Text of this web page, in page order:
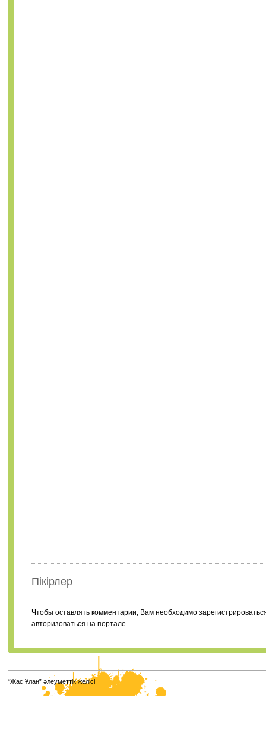
Пікірлер
Чтобы оставлять комментарии, Вам необходимо
авторизоваться на портале.
“Жас Ұлан” әлеуметтік желісі